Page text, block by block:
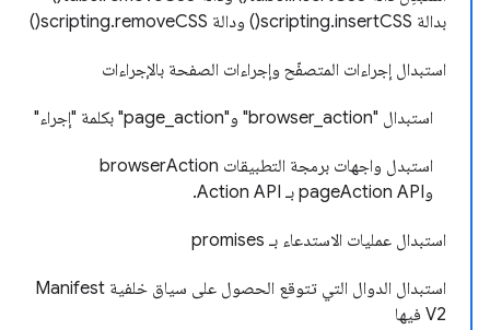
بدالة scripting.insertCSS() ودالة scripting.removeCSS()
استبدال إجراءات المتصفّح وإجراءات الصفحة بالإجراءات
استبدال "browser_action" و"page_action" بكلمة "إجراء"
استبدل واجهات برمجة التطبيقات browserAction
وpageAction API بـ Action API.
استبدال عمليات الاستدعاء بـ promises
استبدال الدوال التي تتوقع الحصول على سياق خلفية Manifest
V2 فيها